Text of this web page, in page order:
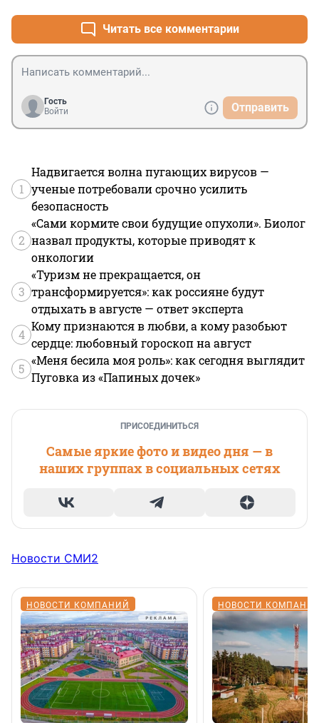
Читать все комментарии
Гость
Войти
Отправить
1
Надвигается волна пугающих вирусов —
ученые потребовали срочно усилить
безопасность
2
«Сами кормите свои будущие опухоли». Биолог
назвал продукты, которые приводят к
онкологии
3
«Туризм не прекращается, он
трансформируется»: как россияне будут
отдыхать в августе — ответ эксперта
4
Кому признаются в любви, а кому разобьют
сердце: любовный гороскоп на август
5
«Меня бесила моя роль»: как сегодня выглядит
Пуговка из «Папиных дочек»
ПРИСОЕДИНИТЬСЯ
Самые яркие фото и видео дня — в
наших группах в социальных сетях
Новости СМИ2
НОВОСТИ КОМПАНИЙ НОВОСТИ